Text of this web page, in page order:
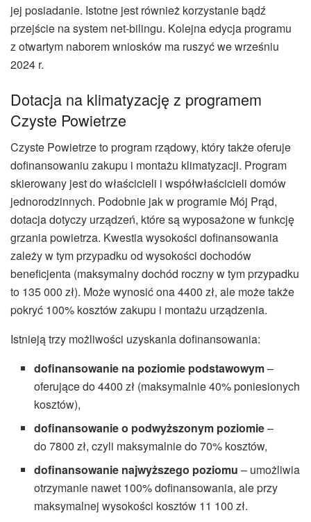
jej posiadanie. Istotne jest również korzystanie bądź
przejście na system net-bilingu. Kolejna edycja programu
z otwartym naborem wniosków ma ruszyć we wrześniu
2024 r.
Dotacja na klimatyzację z programem
Czyste Powietrze
Czyste Powietrze to program rządowy, który także oferuje
dofinansowaniu zakupu i montażu klimatyzacji. Program
skierowany jest do właścicieli i współwłaścicieli domów
jednorodzinnych. Podobnie jak w programie Mój Prąd,
dotacja dotyczy urządzeń, które są wyposażone w funkcję
grzania powietrza. Kwestia wysokości dofinansowania
zależy w tym przypadku od wysokości dochodów
beneficjenta (maksymalny dochód roczny w tym przypadku
to 135 000 zł). Może wynosić ona 4400 zł, ale może także
pokryć 100% kosztów zakupu i montażu urządzenia.
Istnieją trzy możliwości uzyskania dofinansowania:
dofinansowanie na poziomie podstawowym–
oferujące do 4400 zł (maksymalnie 40% poniesionych
kosztów),
dofinansowanie o podwyższonym poziomie–
do 7800 zł, czyli maksymalnie do 70% kosztów,
dofinansowanie najwyższego poziomu ­– umożliwia
otrzymanie nawet 100% dofinansowania, ale przy
maksymalnej wysokości kosztów 11 100 zł.